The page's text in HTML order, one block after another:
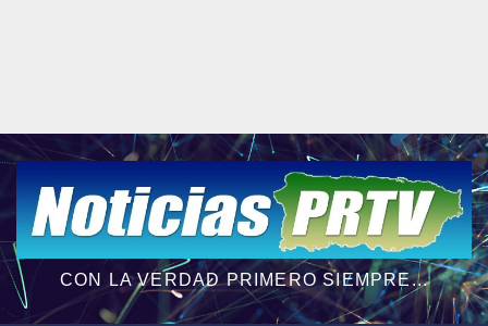
CON LA VERDAD PRIMERO SIEMPRE...